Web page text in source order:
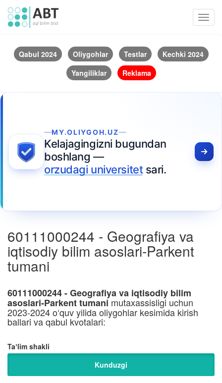
Qabul 2024 Oliygohlar Testlar
Kechki 2024
Yangiliklar
Reklama
MY.OLIYGOH.UZ
Kelajagingizni bugundan
boshlang —
orzudagi universitetsari.
60111000244 - Geografiya va
iqtisodiy bilim asoslari-Parkent
tumani
60111000244 - Geografiya va iqtisodiy bilim
asoslari-Parkent tumanimutaxassisligi uchun
2023-2024 o‘quv yilida oliygohlar kesimida kirish
ballari va qabul kvotalari:
Taʼlim shakli
Kunduzgi